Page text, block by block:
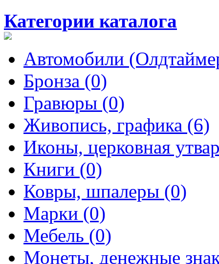
Категории каталога
Автомобили
Бронза (0)
Гравюры (0)
Живопись, графика (6)
Иконы, церковная
Книги (0)
Ковры, шпалеры (0)
Марки (0)
Мебель (0)
Монеты, денежные